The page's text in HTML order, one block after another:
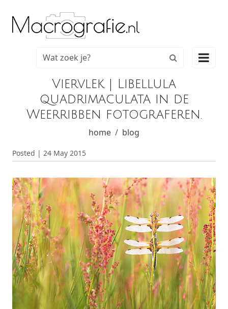

Viervlek | Libellula
quadrimaculata in de
Weerribben fotograferen.
home blog
Posted | 24 May 2015